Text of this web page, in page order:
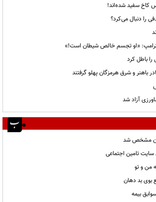
کاخ سفید شده‌اند!
«او تجسم خالص شیطان است!»
را باطل کرد
مشخص شد
تامین اجتماعی
من و تو
بیمه